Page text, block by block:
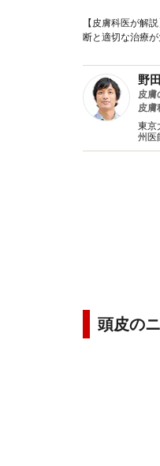
【皮膚科医が解
断と適切な治療
野
皮膚
皮膚
東京
州医
皮膚
頭皮の